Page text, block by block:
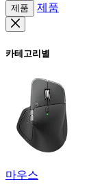
제품 제품
카테고리별
마우스